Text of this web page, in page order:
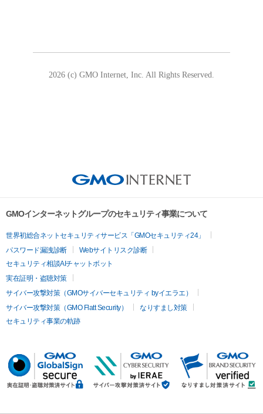
2026 (c) GMO Internet, Inc. All Rights Reserved.
GMOインターネットグループのセキュリティ事業について
世界初総合ネットセキュリティサービス「GMOセキュリティ24」
パスワード漏洩診断
Webサイトリスク診断
セキュリティ相談AIチャットボット
実在証明・盗聴対策
サイバー攻撃対策（GMOサイバーセキュリティ byイエラエ）
サイバー攻撃対策（GMO Flatt Security）
なりすまし対策
セキュリティ事業の軌跡